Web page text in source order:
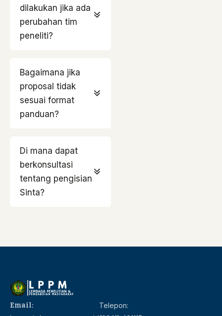
dilakukan jika ada
perubahan tim
peneliti?
Bagaimana jika
proposal tidak
sesuai format
panduan?
Di mana dapat
berkonsultasi
tentang pengisian
Sinta?
Email:
Telepon: